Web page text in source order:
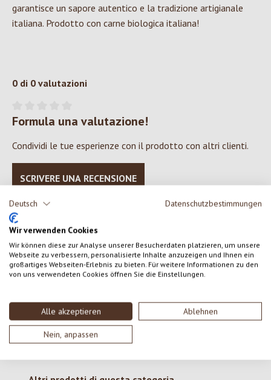
Deutsch Datenschutzbestimmungen
Wir verwenden Cookies
Wir können diese zur Analyse unserer Besucherdaten platzieren, um unsere
Webseite zu verbessern, personalisierte Inhalte anzuzeigen und Ihnen ein
großartiges Webseiten-Erlebnis zu bieten. Für weitere Informationen zu den
von uns verwendeten Cookies öffnen Sie die Einstellungen.
Alle akzeptieren Ablehnen
Nein, anpassen
garantisce un sapore autentico e la tradizione artigianale
italiana. Prodotto con carne biologica italiana!
0 di 0 valutazioni
Valutazione media di 0 su 5 stelle
Formula una valutazione!
Condividi le tue esperienze con il prodotto con altri clienti.
SCRIVERE UNA RECENSIONE
Nessuna recensione trovata Condividi le tue opinioni
con gli altri.